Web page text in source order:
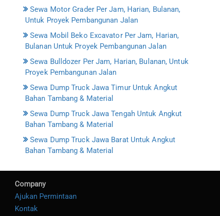
Sewa Motor Grader Per Jam, Harian, Bulanan,
Untuk Proyek Pembangunan Jalan
Sewa Mobil Beko Excavator Per Jam, Harian,
Bulanan Untuk Proyek Pembangunan Jalan
Sewa Bulldozer Per Jam, Harian, Bulanan, Untuk
Proyek Pembangunan Jalan
Sewa Dump Truck Jawa Timur Untuk Angkut
Bahan Tambang & Material
Sewa Dump Truck Jawa Tengah Untuk Angkut
Bahan Tambang & Material
Sewa Dump Truck Jawa Barat Untuk Angkut
Bahan Tambang & Material
Company
Ajukan Permintaan
Kontak